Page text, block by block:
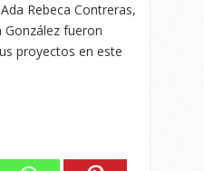
Rebeca Contreras,
González fueron
proyectos en este